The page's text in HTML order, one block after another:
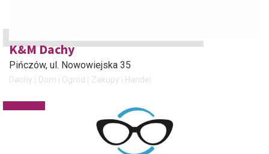
K&M Dachy
Pińczów, ul. Nowowiejska 35
Dachy Dom i Ogród Zakupy i Handel